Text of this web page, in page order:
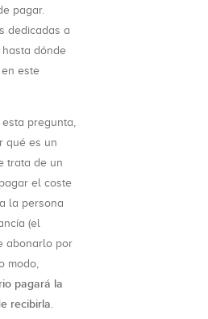
pagar.
dedicadas a
dónde
este
pregunta,
qué es un
trata de un
el coste
la persona
(el
abonarlo por
modo,
pagará la
recibirla.